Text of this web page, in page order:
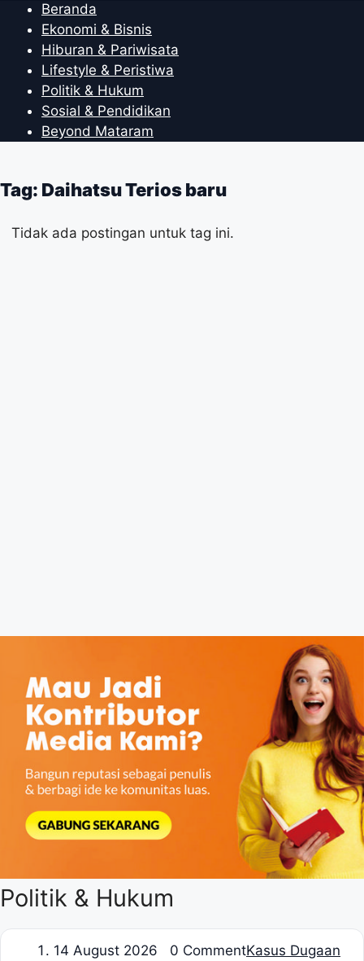
Beranda
Ekonomi & Bisnis
Hiburan & Pariwisata
Lifestyle & Peristiwa
Politik & Hukum
Sosial & Pendidikan
Beyond Mataram
Tag: Daihatsu Terios baru
Tidak ada postingan untuk tag ini.
Politik & Hukum
14 August 2026 0 CommentKasus Dugaan